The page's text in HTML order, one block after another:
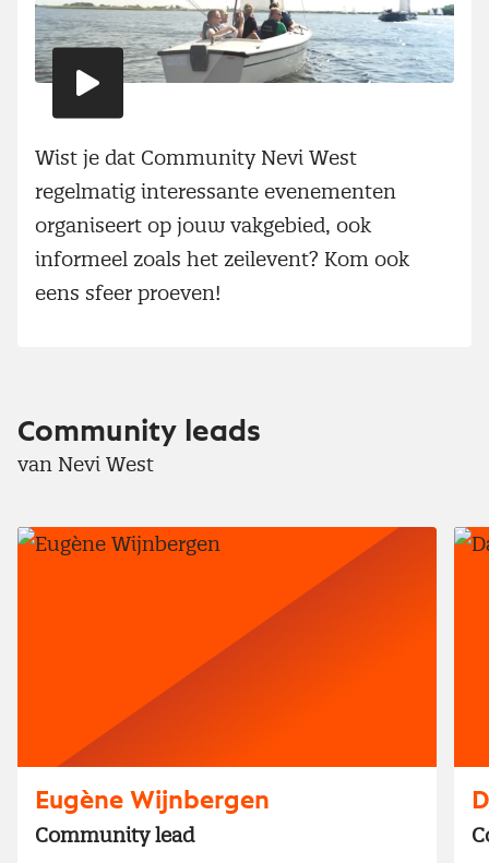
Speel
video
Wist je dat Community Nevi West
regelmatig interessante evenementen
organiseert op jouw vakgebied, ook
informeel zoals het zeilevent? Kom ook
eens sfeer proeven!
Community leads
van Nevi West
Eugène Wijnbergen
Community lead